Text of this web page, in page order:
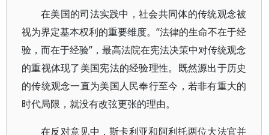
在美国的司法实践中，社会共同体的传统观念被
视为界定基本权利的重要维度。“法律的生命不在于经
验，而在于经验”，最高法院在宪法决策中对传统观念
的重视体现了美国宪法的经验理性。既然源出于历史
的传统观念一直为美国人民奉行至今，若非有重大的
时代局限，就没有改弦更张的理由。
在反对意见中，斯卡利亚和阿利托两位大法官并